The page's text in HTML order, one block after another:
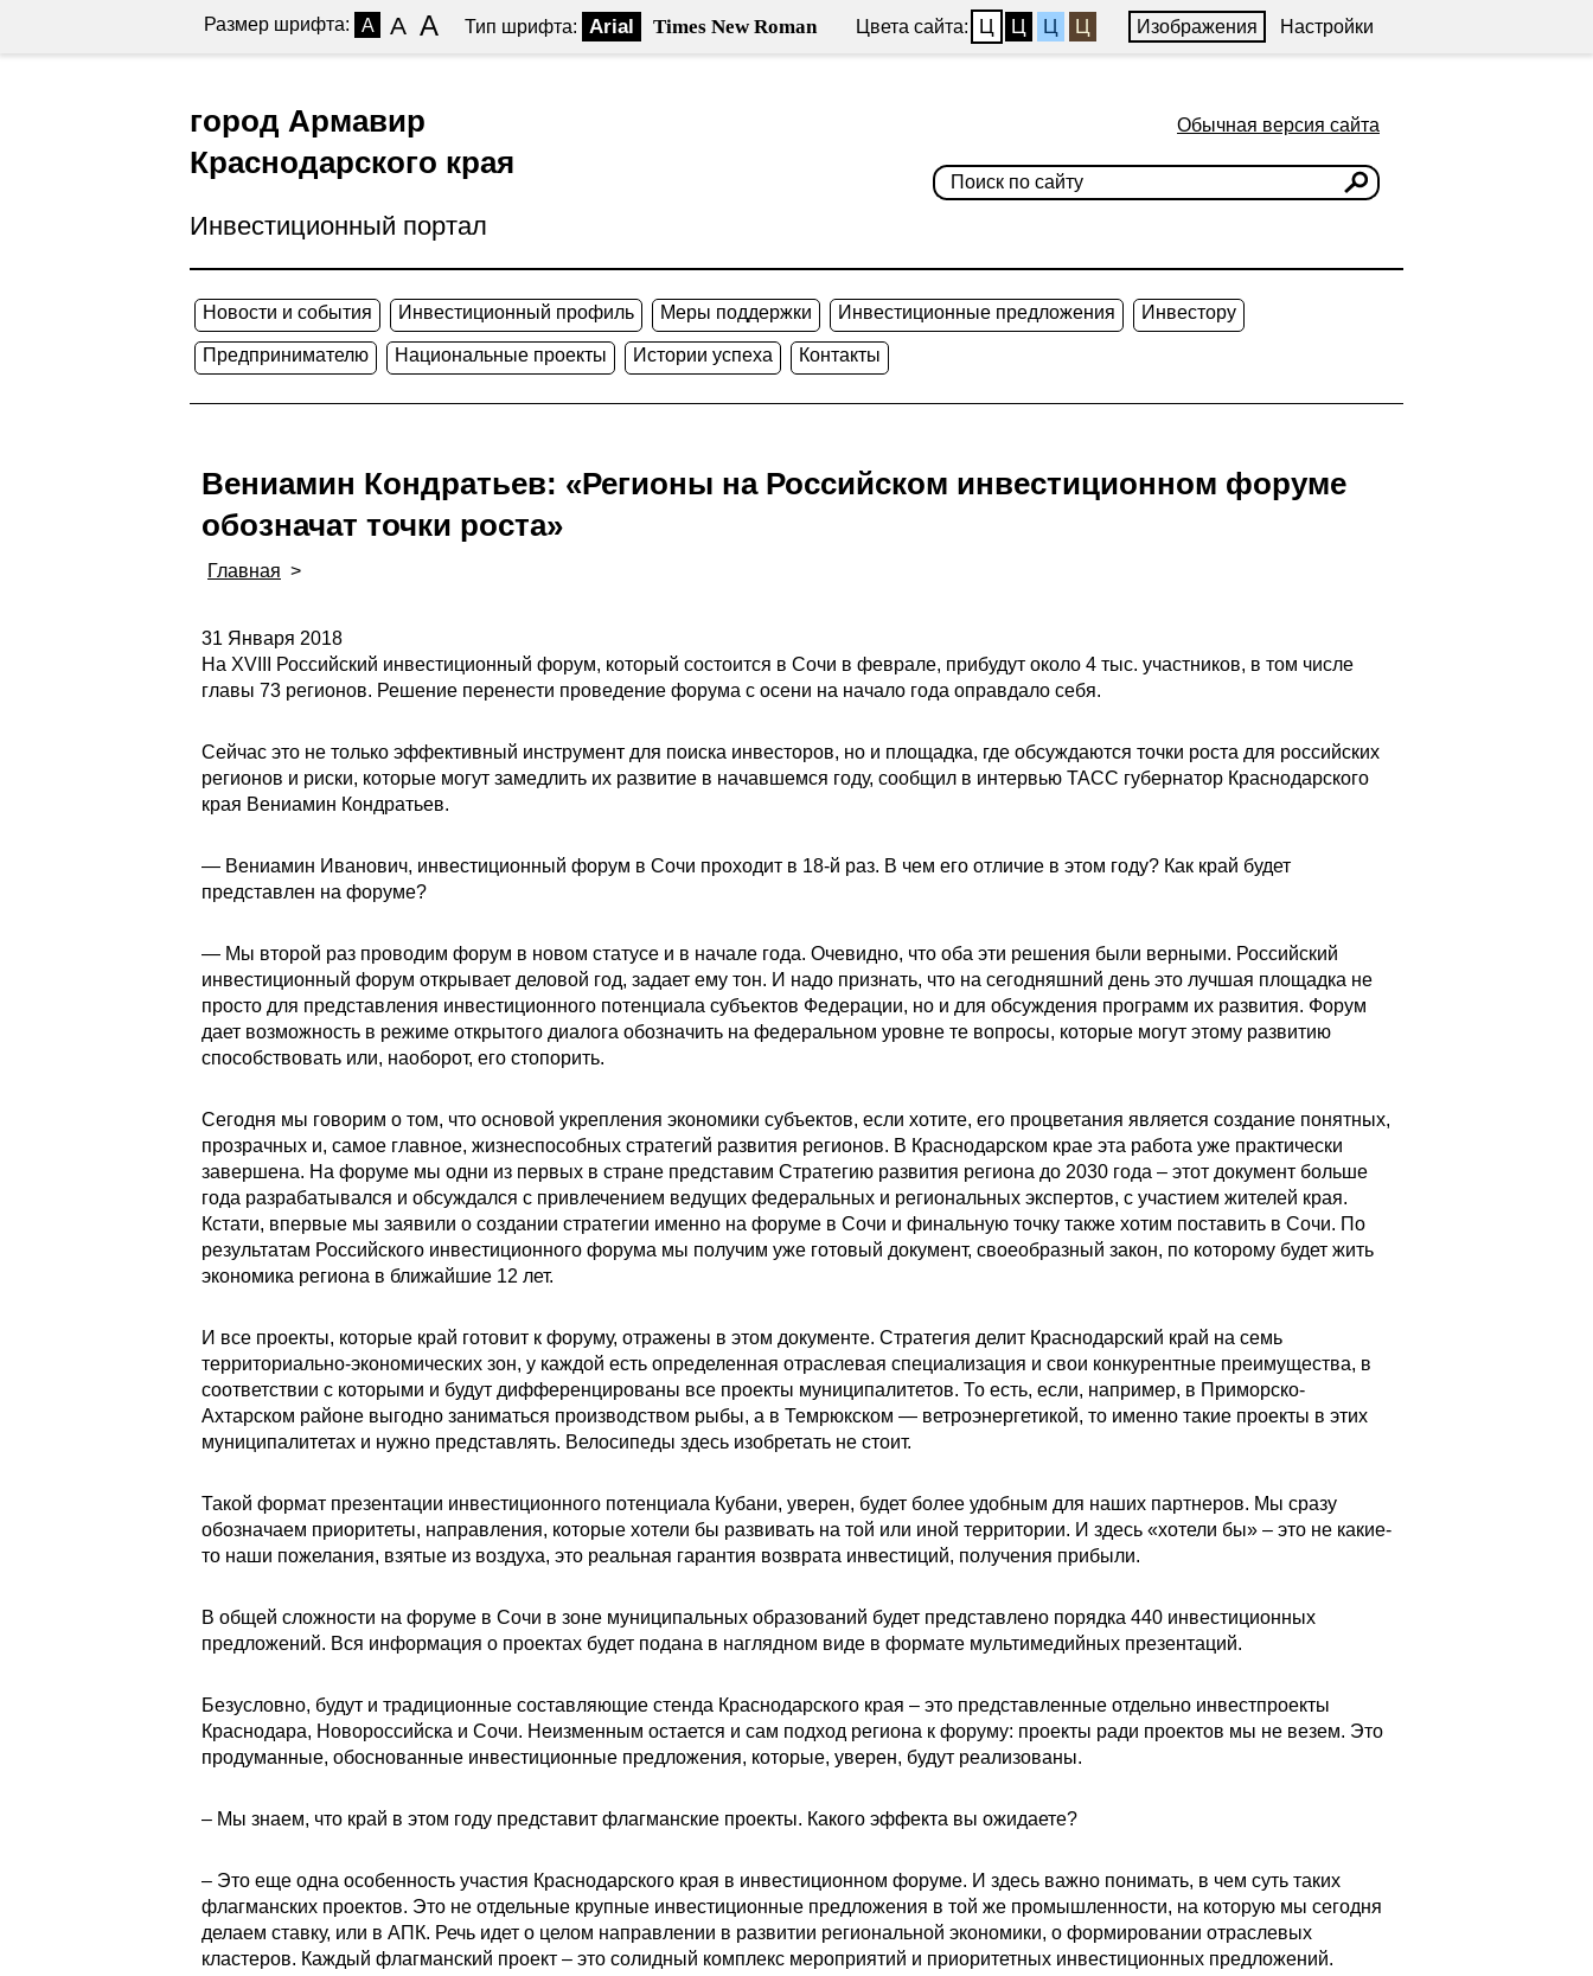
Размер шрифта: A A A Тип шрифта: Arial Times New Roman Цвета сайта: Ц Ц Ц Ц Изображения Настройки
город Армавир
Краснодарского края
Инвестиционный портал
Обычная версия сайта
Новости и события Инвестиционный профиль Меры поддержки Инвестиционные предложения Инвестору
Предпринимателю Национальные проекты Истории успеха Контакты
Вениамин Кондратьев: «Регионы на Российском инвестиционном форуме
обозначат точки роста»
Главная >
31 Января 2018
На XVIII Российский инвестиционный форум, который состоится в Сочи в феврале, прибудут около 4 тыс. участников, в том числе
главы 73 регионов. Решение перенести проведение форума с осени на начало года оправдало себя.
Сейчас это не только эффективный инструмент для поиска инвесторов, но и площадка, где обсуждаются точки роста для российских
регионов и риски, которые могут замедлить их развитие в начавшемся году, сообщил в интервью ТАСС губернатор Краснодарского
края Вениамин Кондратьев.
— Вениамин Иванович, инвестиционный форум в Сочи проходит в 18-й раз. В чем его отличие в этом году? Как край будет
представлен на форуме?
— Мы второй раз проводим форум в новом статусе и в начале года. Очевидно, что оба эти решения были верными. Российский
инвестиционный форум открывает деловой год, задает ему тон. И надо признать, что на сегодняшний день это лучшая площадка не
просто для представления инвестиционного потенциала субъектов Федерации, но и для обсуждения программ их развития. Форум
дает возможность в режиме открытого диалога обозначить на федеральном уровне те вопросы, которые могут этому развитию
способствовать или, наоборот, его стопорить.
Сегодня мы говорим о том, что основой укрепления экономики субъектов, если хотите, его процветания является создание понятных,
прозрачных и, самое главное, жизнеспособных стратегий развития регионов. В Краснодарском крае эта работа уже практически
завершена. На форуме мы одни из первых в стране представим Стратегию развития региона до 2030 года – этот документ больше
года разрабатывался и обсуждался с привлечением ведущих федеральных и региональных экспертов, с участием жителей края.
Кстати, впервые мы заявили о создании стратегии именно на форуме в Сочи и финальную точку также хотим поставить в Сочи. По
результатам Российского инвестиционного форума мы получим уже готовый документ, своеобразный закон, по которому будет жить
экономика региона в ближайшие 12 лет.
И все проекты, которые край готовит к форуму, отражены в этом документе. Стратегия делит Краснодарский край на семь
территориально-экономических зон, у каждой есть определенная отраслевая специализация и свои конкурентные преимущества, в
соответствии с которыми и будут дифференцированы все проекты муниципалитетов. То есть, если, например, в Приморско-
Ахтарском районе выгодно заниматься производством рыбы, а в Темрюкском — ветроэнергетикой, то именно такие проекты в этих
муниципалитетах и нужно представлять. Велосипеды здесь изобретать не стоит.
Такой формат презентации инвестиционного потенциала Кубани, уверен, будет более удобным для наших партнеров. Мы сразу
обозначаем приоритеты, направления, которые хотели бы развивать на той или иной территории. И здесь «хотели бы» – это не какие-
то наши пожелания, взятые из воздуха, это реальная гарантия возврата инвестиций, получения прибыли.
В общей сложности на форуме в Сочи в зоне муниципальных образований будет представлено порядка 440 инвестиционных
предложений. Вся информация о проектах будет подана в наглядном виде в формате мультимедийных презентаций.
Безусловно, будут и традиционные составляющие стенда Краснодарского края – это представленные отдельно инвестпроекты
Краснодара, Новороссийска и Сочи. Неизменным остается и сам подход региона к форуму: проекты ради проектов мы не везем. Это
продуманные, обоснованные инвестиционные предложения, которые, уверен, будут реализованы.
– Мы знаем, что край в этом году представит флагманские проекты. Какого эффекта вы ожидаете?
– Это еще одна особенность участия Краснодарского края в инвестиционном форуме. И здесь важно понимать, в чем суть таких
флагманских проектов. Это не отдельные крупные инвестиционные предложения в той же промышленности, на которую мы сегодня
делаем ставку, или в АПК. Речь идет о целом направлении в развитии региональной экономики, о формировании отраслевых
кластеров. Каждый флагманский проект – это солидный комплекс мероприятий и приоритетных инвестиционных предложений.